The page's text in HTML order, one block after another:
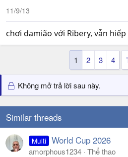
11/9/13
chơi damião với Ribery, vẫn
1 2 3 4
Không mở trả lời sau này.
Similar threads
Multi World Cup 2026
amorphous1234 Thể thao